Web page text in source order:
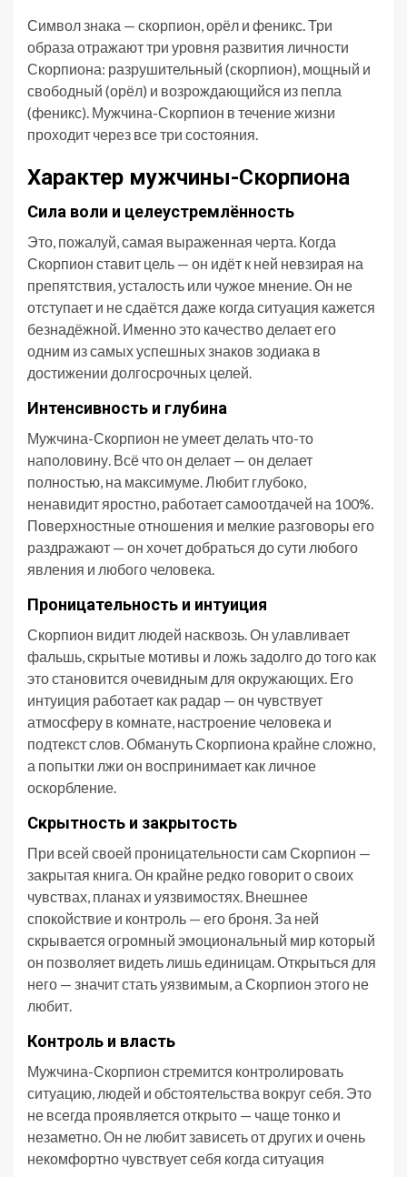
Символ знака — скорпион, орёл и феникс. Три
образа отражают три уровня развития личности
Скорпиона: разрушительный (скорпион), мощный и
свободный (орёл) и возрождающийся из пепла
(феникс). Мужчина-Скорпион в течение жизни
проходит через все три состояния.
Характер мужчины-Скорпиона
Сила воли и целеустремлённость
Это, пожалуй, самая выраженная черта. Когда
Скорпион ставит цель — он идёт к ней невзирая на
препятствия, усталость или чужое мнение. Он не
отступает и не сдаётся даже когда ситуация кажется
безнадёжной. Именно это качество делает его
одним из самых успешных знаков зодиака в
достижении долгосрочных целей.
Интенсивность и глубина
Мужчина-Скорпион не умеет делать что-то
наполовину. Всё что он делает — он делает
полностью, на максимуме. Любит глубоко,
ненавидит яростно, работает самоотдачей на 100%.
Поверхностные отношения и мелкие разговоры его
раздражают — он хочет добраться до сути любого
явления и любого человека.
Проницательность и интуиция
Скорпион видит людей насквозь. Он улавливает
фальшь, скрытые мотивы и ложь задолго до того как
это становится очевидным для окружающих. Его
интуиция работает как радар — он чувствует
атмосферу в комнате, настроение человека и
подтекст слов. Обмануть Скорпиона крайне сложно,
а попытки лжи он воспринимает как личное
оскорбление.
Скрытность и закрытость
При всей своей проницательности сам Скорпион —
закрытая книга. Он крайне редко говорит о своих
чувствах, планах и уязвимостях. Внешнее
спокойствие и контроль — его броня. За ней
скрывается огромный эмоциональный мир который
он позволяет видеть лишь единицам. Открыться для
него — значит стать уязвимым, а Скорпион этого не
любит.
Контроль и власть
Мужчина-Скорпион стремится контролировать
ситуацию, людей и обстоятельства вокруг себя. Это
не всегда проявляется открыто — чаще тонко и
незаметно. Он не любит зависеть от других и очень
некомфортно чувствует себя когда ситуация